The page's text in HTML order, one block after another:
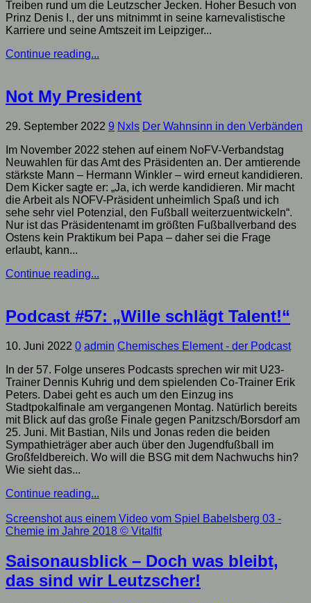
Treiben rund um die Leutzscher Jecken. Hoher Besuch von
Prinz Denis I., der uns mitnimmt in seine karnevalistische
Karriere und seine Amtszeit im Leipziger...
Continue reading...
Not My President
29. September 2022 9 Nxls Der Wahnsinn in den Verbänden
Im November 2022 stehen auf einem NoFV-Verbandstag
Neuwahlen für das Amt des Präsidenten an. Der amtierende
stärkste Mann – Hermann Winkler – wird erneut kandidieren.
Dem Kicker sagte er: „Ja, ich werde kandidieren. Mir macht
die Arbeit als NOFV-Präsident unheimlich Spaß und ich
sehe sehr viel Potenzial, den Fußball weiterzuentwickeln“.
Nur ist das Präsidentenamt im größten Fußballverband des
Ostens kein Praktikum bei Papa – daher sei die Frage
erlaubt, kann...
Continue reading...
Podcast #57: „Wille schlägt Talent!“
10. Juni 2022 0 admin Chemisches Element - der Podcast
In der 57. Folge unseres Podcasts sprechen wir mit U23-
Trainer Dennis Kuhrig und dem spielenden Co-Trainer Erik
Peters. Dabei geht es auch um den Einzug ins
Stadtpokalfinale am vergangenen Montag. Natürlich bereits
mit Blick auf das große Finale gegen Panitzsch/Borsdorf am
25. Juni. Mit Bastian, Nils und Jonas reden die beiden
Sympathieträger aber auch über den Jugendfußball im
Großfeldbereich. Wo will die BSG mit dem Nachwuchs hin?
Wie sieht das...
Continue reading...
Screenshot aus einem Video vom Spiel Babelsberg 03 -
Chemie im Jahre 2018 © Vitalfit
Saisonausblick – Doch was bleibt,
das sind wir Leutzscher!